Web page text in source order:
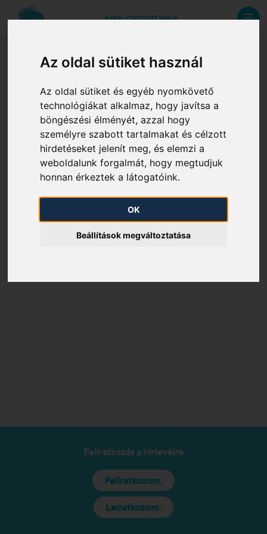
Az oldal sütiket használ
Az oldal sütiket és egyéb nyomkövető
technológiákat alkalmaz, hogy javítsa a
böngészési élményét, azzal hogy
személyre szabott tartalmakat és célzott
hirdetéseket jelenít meg, és elemzi a
weboldalunk forgalmát, hogy megtudjuk
honnan érkeztek a látogatóink.
OK
Beállítások megváltoztatása
A MOL-CSOPORT TAGJA
vonatkozó követelmények
pontonként
A hálózati, pontonkénti nyomáskövetelményeket az
alábbi táblázat tartalmazza:​
Kiadási és betáplálási pontok és azok
Feliratkozás a hírlevélre
Feliratkozom.
Leiratkozom.